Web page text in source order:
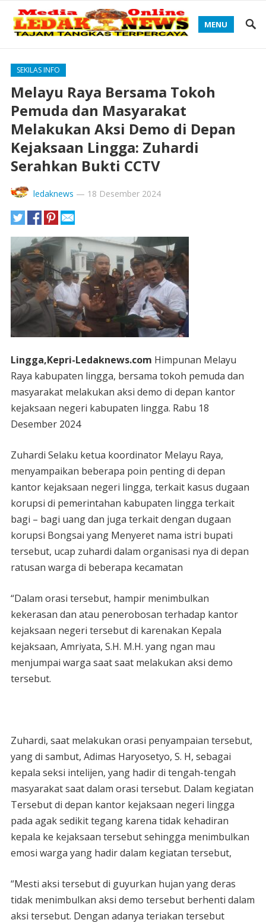
MENU
SEKILAS INFO
Melayu Raya Bersama Tokoh
Pemuda dan Masyarakat
Melakukan Aksi Demo di Depan
Kejaksaan Lingga: Zuhardi
Serahkan Bukti CCTV
ledaknews — 18 Desember 2024
Lingga,Kepri-Ledaknews.com Himpunan Melayu
Raya kabupaten lingga, bersama tokoh pemuda dan
masyarakat melakukan aksi demo di depan kantor
kejaksaan negeri kabupaten lingga. Rabu 18
Desember 2024
Zuhardi Selaku ketua koordinator Melayu Raya,
menyampaikan beberapa poin penting di depan
kantor kejaksaan negeri lingga, terkait kasus dugaan
korupsi di pemerintahan kabupaten lingga terkait
bagi – bagi uang dan juga terkait dengan dugaan
korupsi Bongsai yang Menyeret nama istri bupati
tersebut, ucap zuhardi dalam organisasi nya di depan
ratusan warga di beberapa kecamatan
“Dalam orasi tersebut, hampir menimbulkan
kekerasan dan atau penerobosan terhadap kantor
kejaksaan negeri tersebut di karenakan Kepala
kejaksaan, Amriyata, S.H. M.H. yang ngan mau
menjumpai warga saat saat melakukan aksi demo
tersebut.
Zuhardi, saat melakukan orasi penyampaian tersebut,
yang di sambut, Adimas Haryosetyo, S. H, sebagai
kepala seksi intelijen, yang hadir di tengah-tengah
masyarakat saat dalam orasi tersebut. Dalam kegiatan
Tersebut di depan kantor kejaksaan negeri lingga
pada agak sedikit tegang karena tidak kehadiran
kepala ke kejaksaan tersebut sehingga menimbulkan
emosi warga yang hadir dalam kegiatan tersebut,
“Mesti aksi tersebut di guyurkan hujan yang deras
tidak menimbulkan aksi demo tersebut berhenti dalam
aksi tersebut. Dengan adanya teriakan tersebut